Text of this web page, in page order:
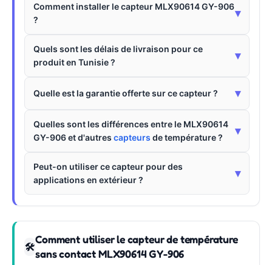
Comment installer le capteur MLX90614 GY-906
?
▾
Quels sont les délais de livraison pour ce
produit en Tunisie ?
▾
Quelle est la garantie offerte sur ce capteur ? ▾
Quelles sont les différences entre le MLX90614
GY-906 et d'autres capteurs de température ?
▾
Peut-on utiliser ce capteur pour des
applications en extérieur ?
▾
🛠
Comment utiliser le capteur de température
sans contact MLX90614 GY-906